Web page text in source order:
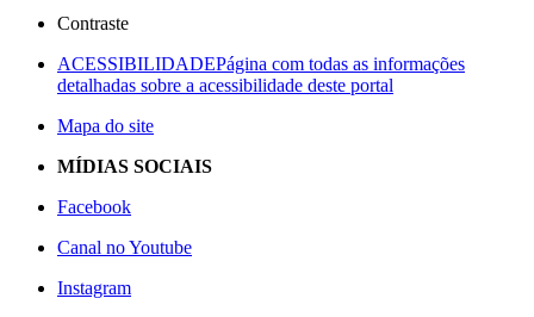
Contraste
ACESSIBILIDADEPágina com todas as informações
detalhadas sobre a acessibilidade deste portal
Mapa do site
MÍDIAS SOCIAIS
Facebook
Canal no Youtube
Instagram